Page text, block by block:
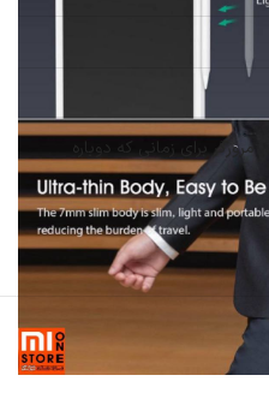
برای زمانی که دوباره